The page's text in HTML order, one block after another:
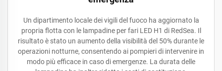
Un dipartimento locale dei vigili del fuoco ha aggiornato la
propria flotta con le lampadine per fari LED H1 di RedSea. Il
risultato è stato un aumento della visibilità del 50% durante le
operazioni notturne, consentendo ai pompieri di intervenire in
modo più efficace in caso di emergenze. La durata delle